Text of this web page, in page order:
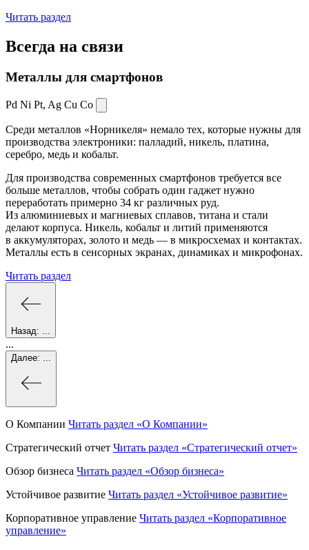
Читать раздел
Всегда на связи
Металлы для смартфонов
Pd Ni Pt, Ag Cu Co
Среди металлов «Норникеля» немало тех, которые нужны для
производства электроники: палладий, никель, платина,
серебро, медь и кобальт.
Для производства современных смартфонов требуется все
больше металлов, чтобы собрать один гаджет нужно
переработать примерно 34 кг различных руд.
Из алюминиевых и магниевых сплавов, титана и стали
делают корпуса. Никель, кобальт и литий применяются
в аккумуляторах, золото и медь — в микросхемах и контактах.
Металлы есть в сенсорных экранах, динамиках и микрофонах.
Читать раздел
Назад:
...
Далее:
О Компании Читать раздел «О Компании»
Стратегический отчет Читать раздел «Стратегический отчет»
Обзор бизнеса Читать раздел «Обзор бизнеса»
Устойчивое развитие Читать раздел «Устойчивое развитие»
Корпоративное управление Читать раздел «Корпоративное
управление»